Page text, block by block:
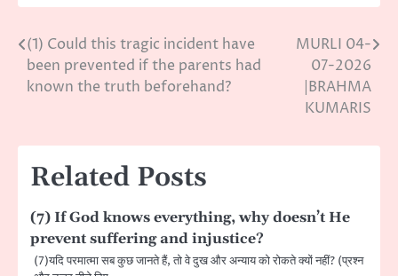
Post
navigation
(1) Could this tragic incident have
been prevented if the parents had
known the truth beforehand?
MURLI 04-
07-2026
|BRAHMA
KUMARIS
Related Posts
(7) If God knows everything, why doesn’t He
prevent suffering and injustice?
(7)यदि परमात्मा सब कुछ जानते हैं, तो वे दुख और अन्याय को रोकते क्यों नहीं? (प्रश्न